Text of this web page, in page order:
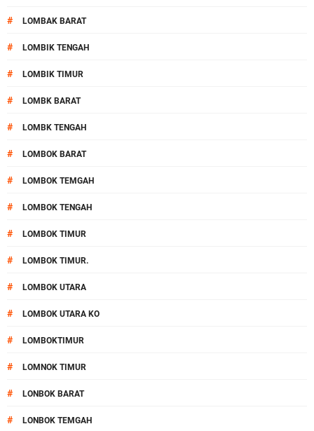
# LOMBAK BARAT
# LOMBIK TENGAH
# LOMBIK TIMUR
# LOMBK BARAT
# LOMBK TENGAH
# LOMBOK BARAT
# LOMBOK TEMGAH
# LOMBOK TENGAH
# LOMBOK TIMUR
# LOMBOK TIMUR.
# LOMBOK UTARA
# LOMBOK UTARA KO
# LOMBOKTIMUR
# LOMNOK TIMUR
# LONBOK BARAT
# LONBOK TEMGAH